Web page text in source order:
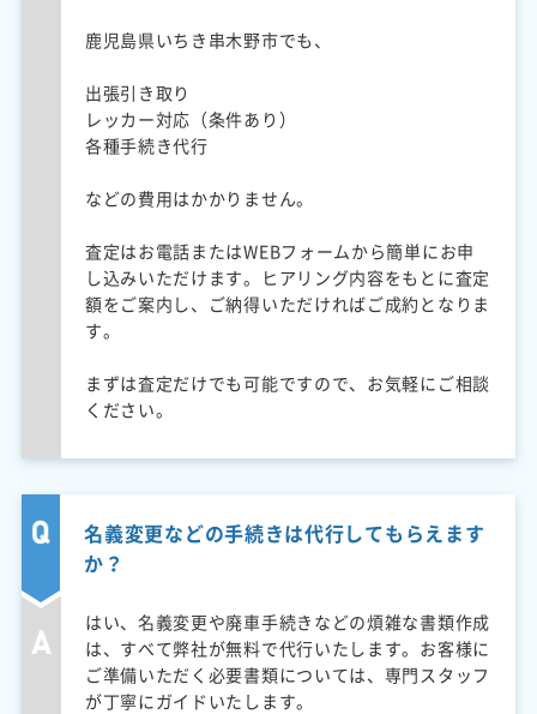
鹿児島県いちき串木野市でも、
出張引き取り
レッカー対応（条件あり）
各種手続き代行
などの費用はかかりません。
査定はお電話またはWEBフォームから簡単にお申
し込みいただけます。ヒアリング内容をもとに査定
額をご案内し、ご納得いただければご成約となりま
す。
まずは査定だけでも可能ですので、お気軽にご相談
ください。
名義変更などの手続きは代行してもらえます
か？
はい、名義変更や廃車手続きなどの煩雑な書類作成
は、すべて弊社が無料で代行いたします。お客様に
ご準備いただく必要書類については、専門スタッフ
が丁寧にガイドいたします。